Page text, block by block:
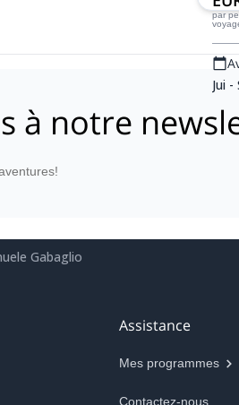
par
Jui -
à notre
Gabaglio
Assistance
Mes programmes
Contactez-nous